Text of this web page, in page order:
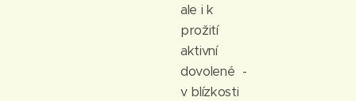
ale i k
prožití
aktivní
dovolené -
v blízkosti